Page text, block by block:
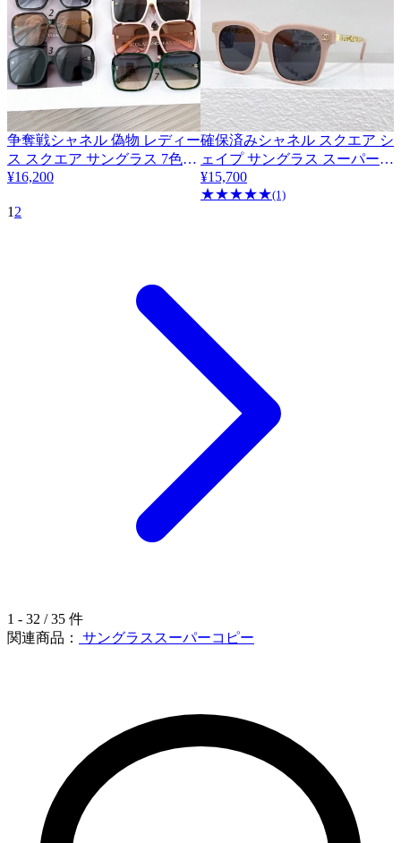
争奪戦シャネル 偽物 レディー
ス スクエア サングラス 7色
shv33447
¥16,200
確保済みシャネル スクエア シ
ェイプ サングラス スーパーコ
ピー 6色 shq41730
¥15,700
★★★★★(1)
1 2
1 - 32 / 35 件
関連商品：
サングラススーパーコピー